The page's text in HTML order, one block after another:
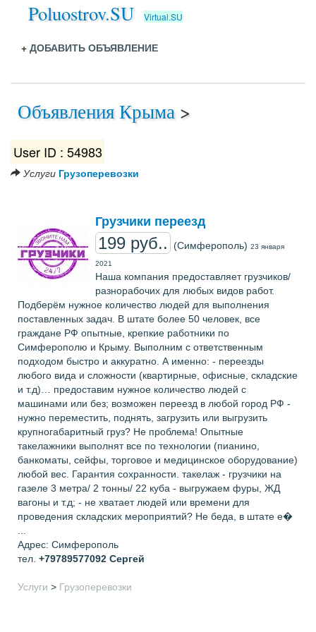
Poluostrov.SU Virtual.SU
+ ДОБАВИТЬ ОБЪЯВЛЕНИЕ
Объявления Крыма >
User ID : 54983
Услуги Грузоперевозки
Грузчики переезд
199 руб.. (Симферополь) 23 января
2021
Наша компания предоставляет грузчиков/
разнорабочих для любых видов работ.
Подберём нужное количество людей для выполнения
поставленных задач. В штате более 50 человек, все
граждане РФ опытные, крепкие работники по
Симферополю и Крыму. Выполним с ответственным
подходом быстро и аккуратно. А именно: - переезды
любого вида и сложности (квартирные, офисные, складские
и т.д)… предоставим нужное количество людей с
машинами или без; возможен переезд в любой город РФ -
нужно переместить, поднять, загрузить или выгрузить
крупногабаритный груз? Не проблема! Опытные
такелажники выполнят все по технологии (пианино,
банкоматы, сейфы, торговое и медицинское оборудование)
любой вес. Гарантия сохранности. такелаж - грузчики на
газеле 3 метра/ 2 тонны/ 22 куба - выгружаем фуры, ЖД
вагоны и т.д; - не хватает людей или времени для
проведения складских мероприятий? Не беда, в штате е�
Адрес: Симферополь
тел. +79789577092 Сергей
Услуги > Грузоперевозки